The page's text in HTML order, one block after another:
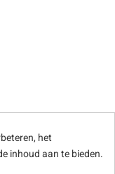
kerstbomen in Gent
Leuven
het
inhoud aan te bieden.